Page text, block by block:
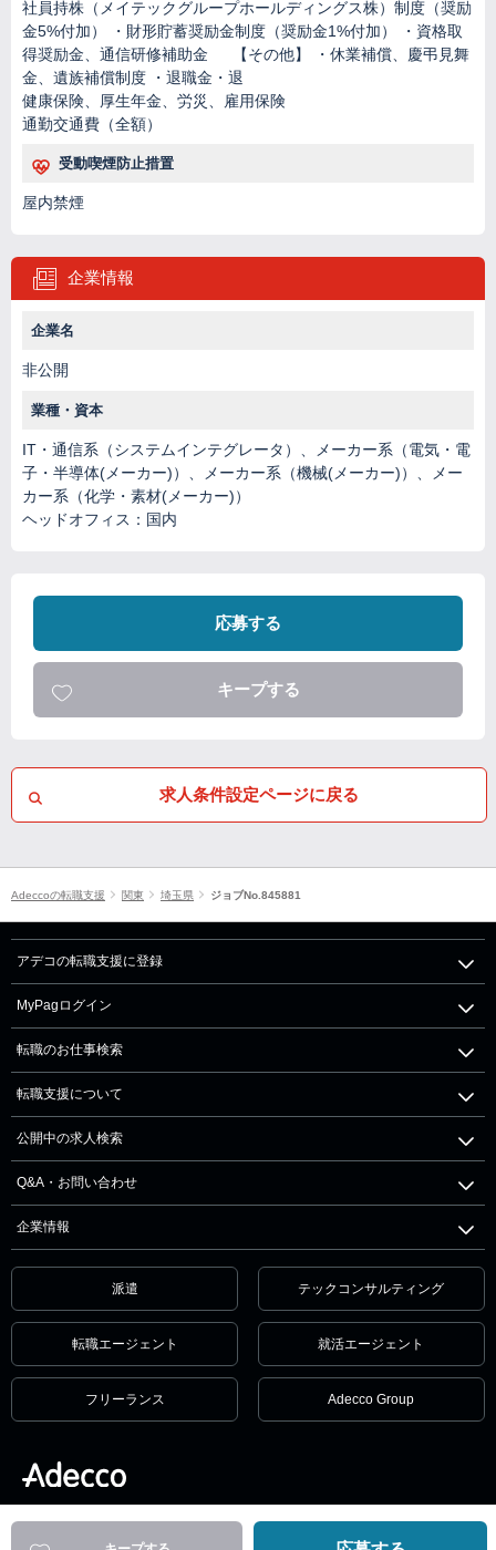
社員持株（メイテックグループホールディングス株）制度（奨励
金5%付加） ・財形貯蓄奨励金制度（奨励金1%付加） ・資格取
得奨励金、通信研修補助金 【その他】 ・休業補償、慶弔見舞
金、遺族補償制度 ・退職金・退
健康保険、厚生年金、労災、雇用保険
通勤交通費（全額）
受動喫煙防止措置
屋内禁煙
企業情報
企業名
非公開
業種・資本
IT・通信系（システムインテグレータ）、メーカー系（電気・電
子・半導体(メーカー)）、メーカー系（機械(メーカー)）、メー
カー系（化学・素材(メーカー)）
ヘッドオフィス：国内
応募する
キープする
求人条件設定ページに戻る
Adeccoの転職支援 関東 埼玉県 ジョブNo.845881
アデコの転職支援に登録
MyPagログイン
転職のお仕事検索
転職支援について
公開中の求人検索
Q&A・お問い合わせ
企業情報
派遣 テックコンサルティング
転職エージェント 就活エージェント
フリーランス Adecco Group